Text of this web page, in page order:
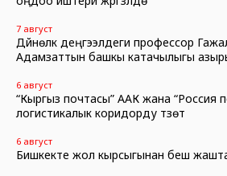
7 август
Дүйнөлүк деңгээлдеги профессор
Адамзаттын башкы катачылыгы
6 август
“Кыргыз почтасы” ААК жана “Россия
логистикалык коридорду түзөт
6 август
Бишкекте жол кырсыгынан беш